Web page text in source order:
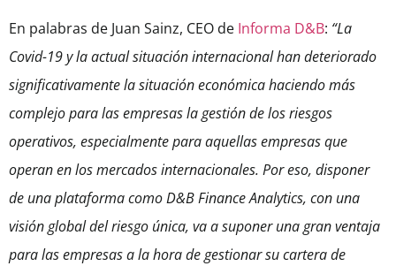
En palabras de Juan Sainz, CEO de Informa D&B: “La
Covid-19 y la actual situación internacional han deteriorado
significativamente la situación económica haciendo más
complejo para las empresas la gestión de los riesgos
operativos, especialmente para aquellas empresas que
operan en los mercados internacionales. Por eso, disponer
de una plataforma como D&B Finance Analytics, con una
visión global del riesgo única, va a suponer una gran ventaja
para las empresas a la hora de gestionar su cartera de